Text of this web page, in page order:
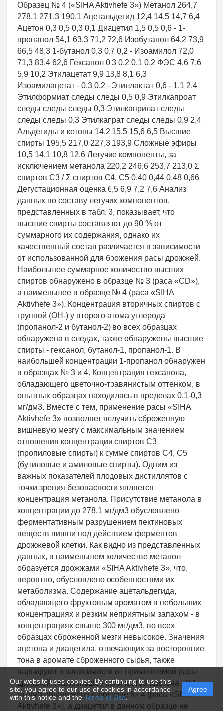
Our website uses cookies. By continuing to use this
site, you agree to our use of cookies in accordance
with this notice and theTerms of Use.
Agree